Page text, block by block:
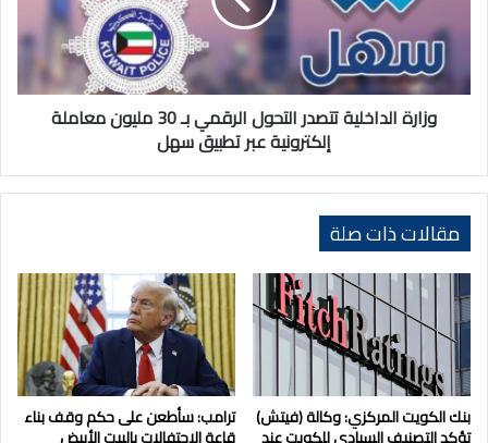
مليون
معاملة
إلكترونية
سهل
وزارة الداخلية تتصدر التحول الرقمي بـ 30 مليون معاملة
إلكترونية عبر تطبيق سهل
مقالات ذات صلة
بنك الكويت المركزي: وكالة (فيتش)
تؤكد التصنيف السيادي للكويت عند
ترامب: سأطعن على حكم وقف بناء
قاعة الاحتفالات بالبيت الأبيض